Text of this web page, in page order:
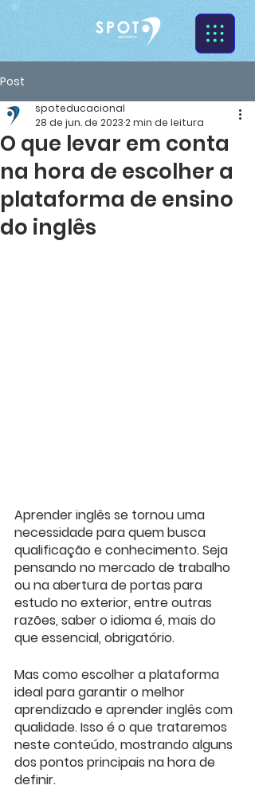
Post
O que levar em conta
na hora de escolher a
plataforma de ensino
do inglês
spoteducacional
28 de jun. de 20232 min de leitura
Aprender inglês se tornou uma
necessidade para quem busca
qualificação e conhecimento. Seja
pensando no mercado de trabalho
ou na abertura de portas para
estudo no exterior, entre outras
razões, saber o idioma é, mais do
que essencial, obrigatório.
Mas como escolher a plataforma
ideal para garantir o melhor
aprendizado e aprender inglês com
qualidade. Isso é o que trataremos
neste conteúdo, mostrando alguns
dos pontos principais na hora de
definir.